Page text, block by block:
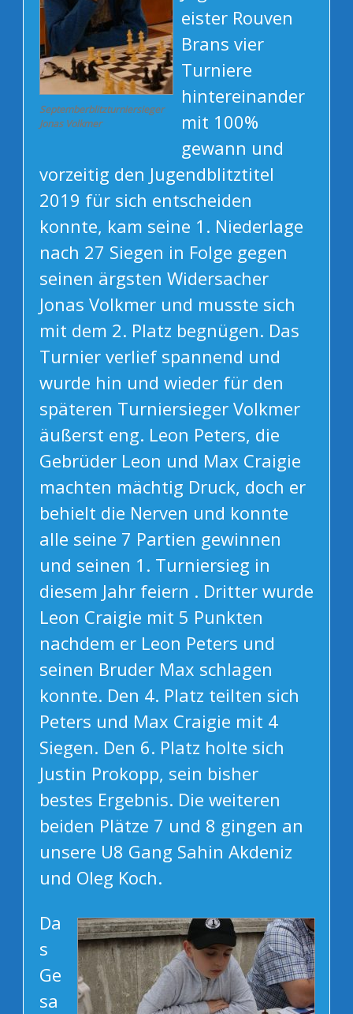
Septemberblitzturniersieger
Jonas Volkmer
eister Rouven
Brans vier
Turniere
hintereinander
mit 100%
gewann und
vorzeitig den Jugendblitztitel
2019 für sich entscheiden
konnte, kam seine 1. Niederlage
nach 27 Siegen in Folge gegen
seinen ärgsten Widersacher
Jonas Volkmer und musste sich
mit dem 2. Platz begnügen. Das
Turnier verlief spannend und
wurde hin und wieder für den
späteren Turniersieger Volkmer
äußerst eng. Leon Peters, die
Gebrüder Leon und Max Craigie
machten mächtig Druck, doch er
behielt die Nerven und konnte
alle seine 7 Partien gewinnen
und seinen 1. Turniersieg in
diesem Jahr feiern . Dritter wurde
Leon Craigie mit 5 Punkten
nachdem er Leon Peters und
seinen Bruder Max schlagen
konnte. Den 4. Platz teilten sich
Peters und Max Craigie mit 4
Siegen. Den 6. Platz holte sich
Justin Prokopp, sein bisher
bestes Ergebnis. Die weiteren
beiden Plätze 7 und 8 gingen an
unsere U8 Gang Sahin Akdeniz
und Oleg Koch.
Da
s
Ge
sa